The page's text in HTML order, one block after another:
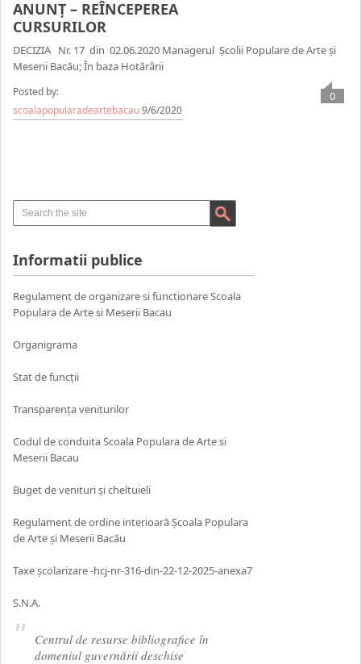
ANUNŢ – REÎNCEPEREA
CURSURILOR
DECIZIA Nr. 17 din 02.06.2020 Managerul Școlii Populare de Arte și
Meserii Bacău; În baza Hotărârii
Posted by:
scoalapopularadeartebacau9/6/2020
0
Informatii publice
Regulament de organizare si functionare Scoala
Populara de Arte si Meserii Bacau
Organigrama
Stat de funcții
Transparența veniturilor
Codul de conduita Scoala Populara de Arte si
Meserii Bacau
Buget de venituri și cheltuieli
Regulament de ordine interioară Școala Populara
de Arte și Meserii Bacău
Taxe școlarizare -hcj-nr-316-din-22-12-2025-anexa7
S.N.A.
Centrul de resurse bibliografice în
domeniul guvernării deschise